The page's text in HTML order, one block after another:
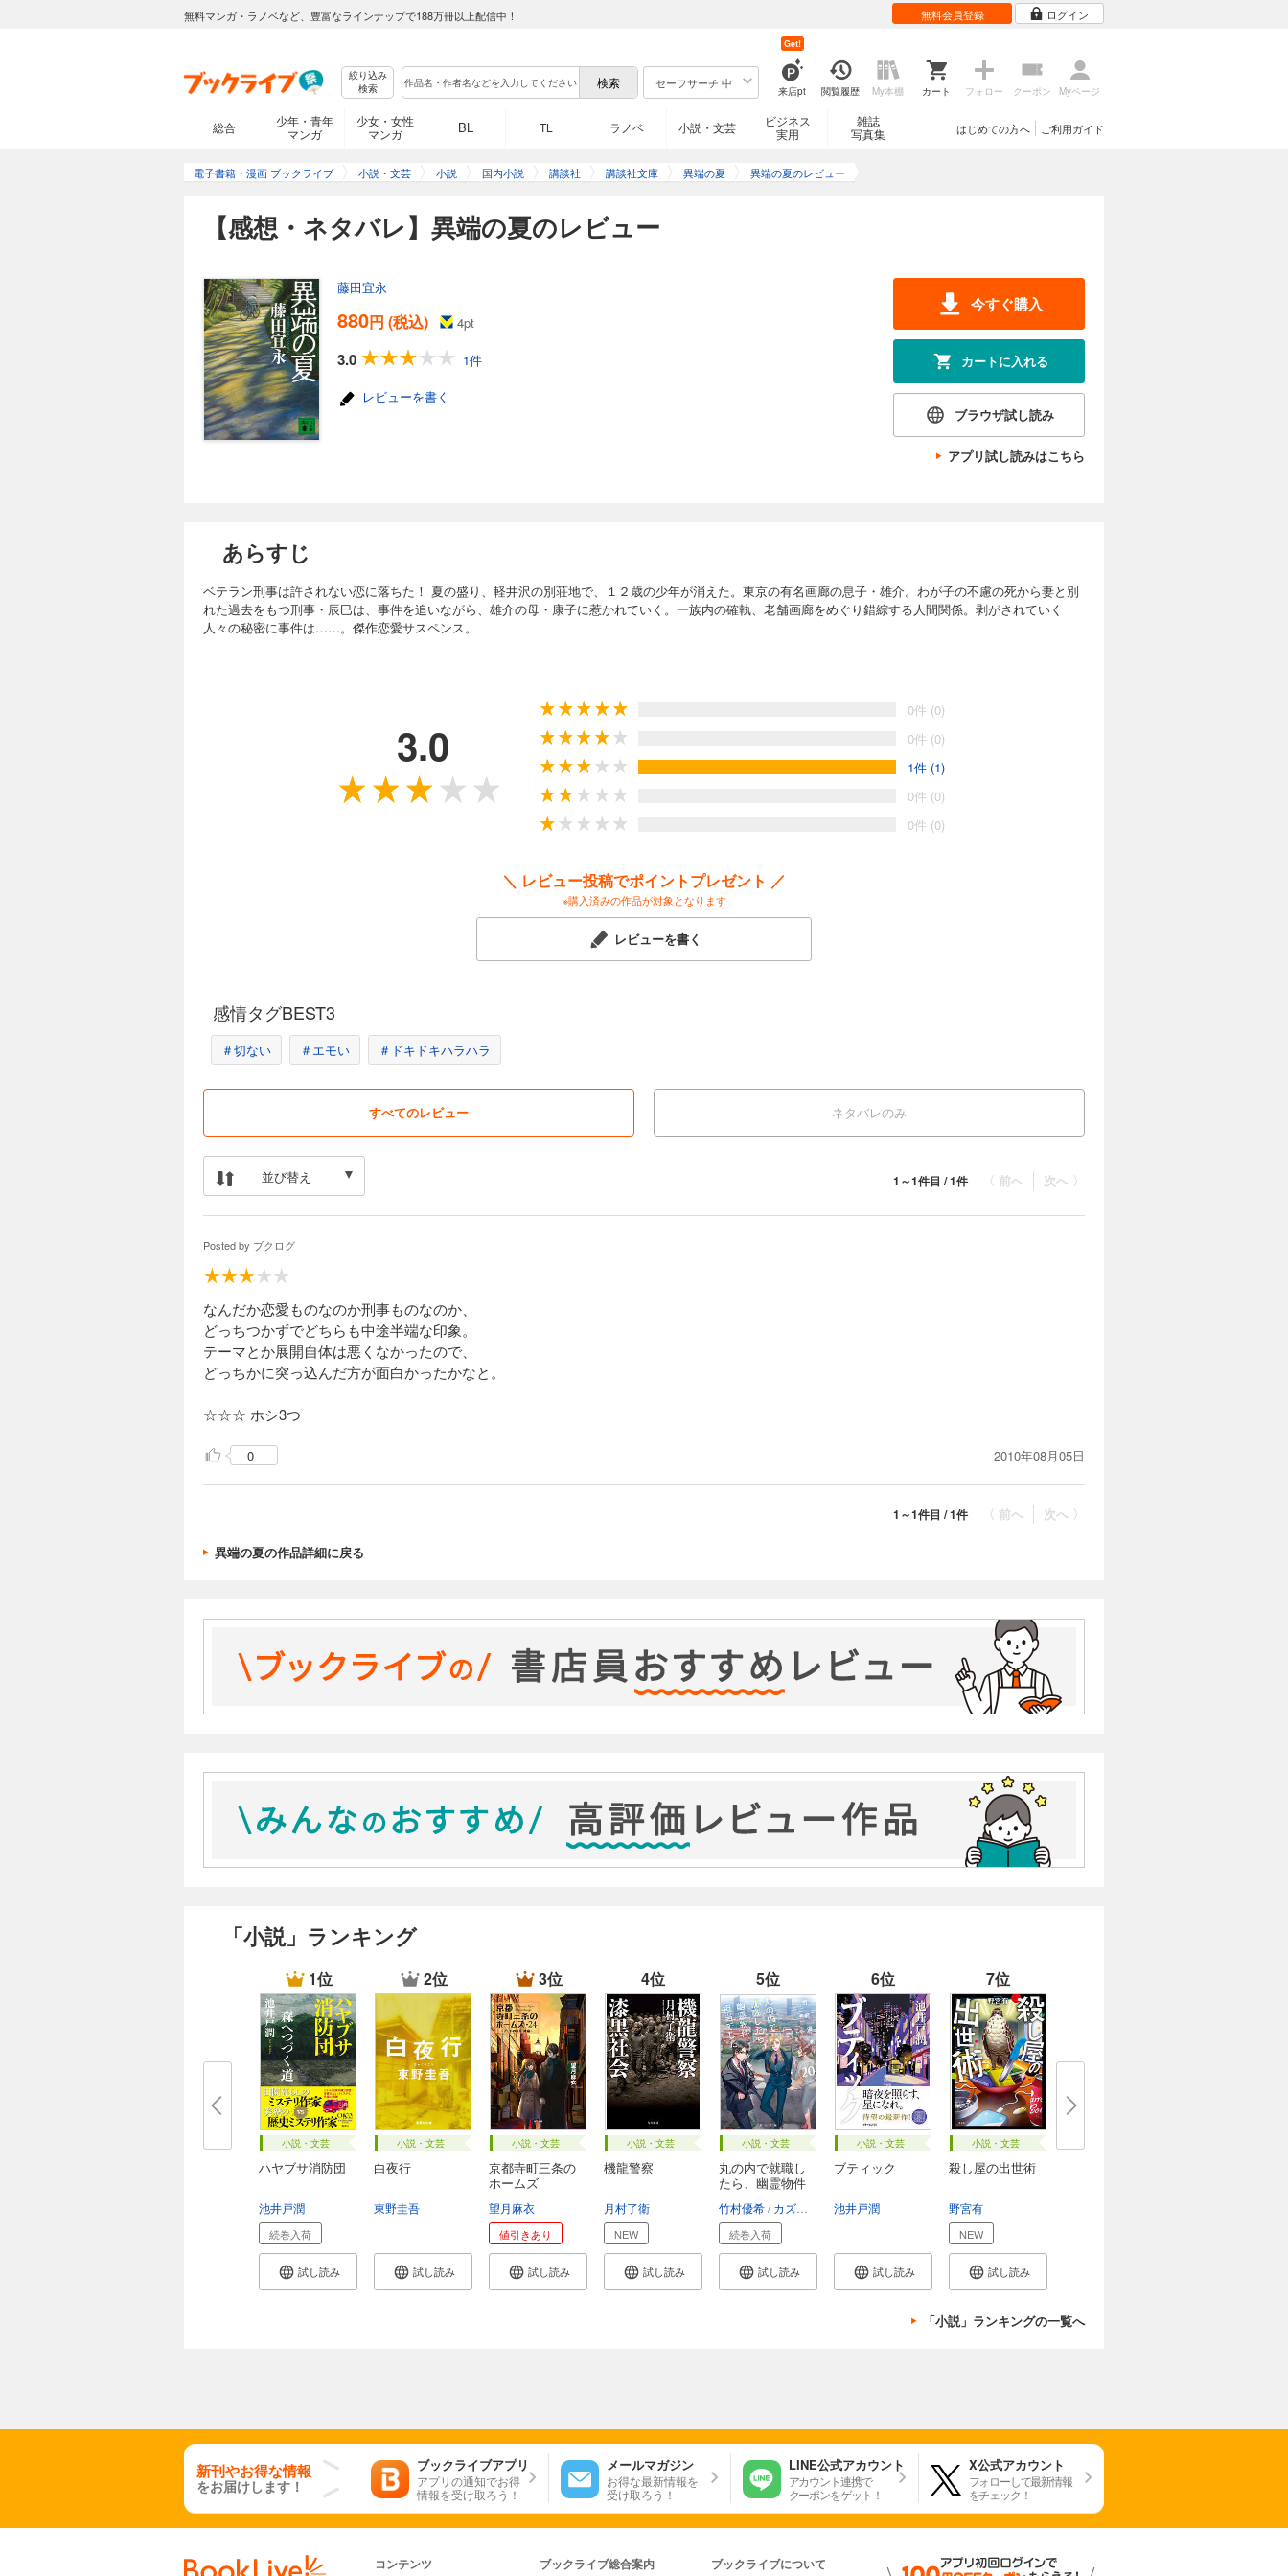
無料マンガ・ラノベなど、豊富なラインナップで188万冊以上配信中！ 無料会員登録 ログイン
絞り込み
検索
セーフサーチ 中
来店pt
Get!
閲覧履歴 My本棚 カート フォロー クーポン Myページ
総合
少年・青年
マンガ
少女・女性
マンガ
BL TL ラノベ 小説・文芸
ビジネス
実用
雑誌
写真集
ご利用ガイド
はじめての方へ
電子書籍・漫画 ブックライブ 小説・文芸 小説 国内小説 講談社 講談社文庫 異端の夏 異端の夏のレビュー
【感想・ネタバレ】異端の夏のレビュー
藤田宜永
880円 (税込) 4pt
3.0
1件
レビューを書く
今すぐ購入
カートに入れる
ブラウザ試し読み
アプリ試し読みはこちら
あらすじ
ベテラン刑事は許されない恋に落ちた！ 夏の盛り、軽井沢の別荘地で、１２歳の少年が消えた。東京の有名画廊の息子・雄介。わが子の不慮の死から妻と別
れた過去をもつ刑事・辰巳は、事件を追いながら、雄介の母・康子に惹かれていく。一族内の確執、老舗画廊をめぐり錯綜する人間関係。剥がされていく
人々の秘密に事件は……。傑作恋愛サスペンス。
3.0
0件 (0)
0件 (0)
1件 (1)
0件 (0)
0件 (0)
＼ レビュー投稿でポイントプレゼント ／
※購入済みの作品が対象となります
レビューを書く
感情タグBEST3
＃切ない ＃エモい ＃ドキドキハラハラ
すべてのレビュー ネタバレのみ
並び替え 次へ 〉
〈 前へ
1～1件目 / 1件
Posted by ブクログ
なんだか恋愛ものなのか刑事ものなのか、
どっちつかずでどちらも中途半端な印象。
テーマとか展開自体は悪くなかったので、
どっちかに突っ込んだ方が面白かったかなと。
☆☆☆ ホシ3つ
0 2010年08月05日
次へ 〉
〈 前へ
1～1件目 / 1件
異端の夏の作品詳細に戻る
「小説」ランキング
1位
小説・文芸
ハヤブサ消防団
池井戸潤
続巻入荷
試し読み
2位
小説・文芸
白夜行
東野圭吾
試し読み
3位
小説・文芸
京都寺町三条の
ホームズ
望月麻衣
値引きあり
試し読み
4位
小説・文芸
機龍警察
月村了衛
NEW
試し読み
5位
小説・文芸
丸の内で就職し
たら、幽霊物件
竹村優希 カズアキ
続巻入荷
試し読み
6位
小説・文芸
ブティック
池井戸潤
試し読み
7位
小説・文芸
殺し屋の出世術
野宮有
NEW
試し読み
「小説」ランキングの一覧へ
新刊やお得な情報
をお届けします！
ブックライブアプリ
アプリの通知でお得
情報を受け取ろう！
メールマガジン
お得な最新情報を
受け取ろう！
LINE公式アカウント
アカウント連携で
クーポンをゲット！
X公式アカウント
フォローして最新情報
をチェック！
コンテンツ ブックライブ総合案内 ブックライブについて